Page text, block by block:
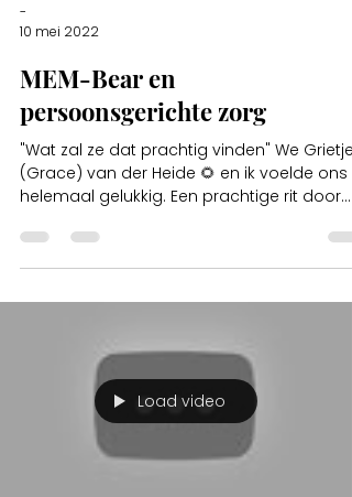
-
10 mei 2022
MEM-Bear en
persoonsgerichte zorg
"Wat zal ze dat prachtig vinden" We Grietje
(Grace) van der Heide 🌻 en ik voelde ons
helemaal gelukkig. Een prachtige rit door...
Load video